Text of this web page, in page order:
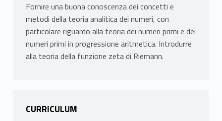
Fornire una buona conoscenza dei concetti e
metodi della teoria analitica dei numeri, con
particolare riguardo alla teoria dei numeri primi e dei
numeri primi in progressione aritmetica. Introdurre
alla teoria della funzione zeta di Riemann.
CURRICULUM